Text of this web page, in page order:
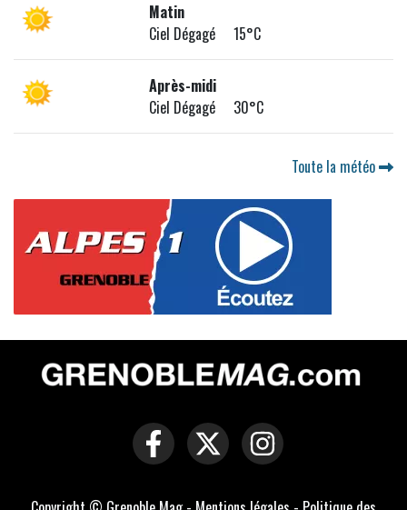
Matin
Ciel Dégagé 15°C
Après-midi
Ciel Dégagé 30°C
Toute la météo